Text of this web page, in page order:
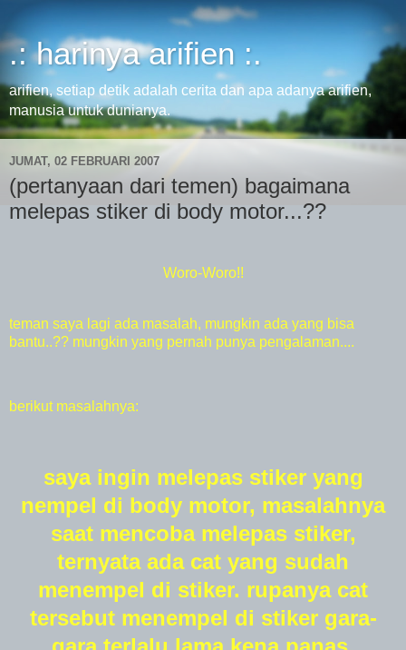
.: harinya arifien :.
arifien, setiap detik adalah cerita dan apa adanya arifien,
manusia untuk dunianya.
JUMAT, 02 FEBRUARI 2007
(pertanyaan dari temen) bagaimana
melepas stiker di body motor...??
Woro-Woro!!
teman saya lagi ada masalah, mungkin ada yang bisa
bantu..?? mungkin yang pernah punya pengalaman....
berikut masalahnya:
saya ingin melepas stiker yang
nempel di body motor, masalahnya
saat mencoba melepas stiker,
ternyata ada cat yang sudah
menempel di stiker. rupanya cat
tersebut menempel di stiker gara-